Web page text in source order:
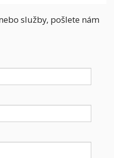
služby, pošlete nám